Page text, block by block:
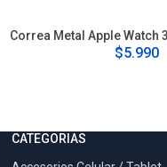
Correa Metal Apple Watch
$5.990
CATEGORIAS